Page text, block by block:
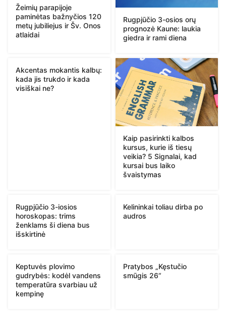
Žeimių parapijoje
paminėtas bažnyčios 120
metų jubiliejus ir Šv. Onos
atlaidai
Rugpjūčio 3-osios orų
prognozė Kaune: laukia
giedra ir rami diena
Akcentas mokantis kalbų:
kada jis trukdo ir kada
visiškai ne?
Kaip pasirinkti kalbos
kursus, kurie iš tiesų
veikia? 5 Signalai, kad
kursai bus laiko
švaistymas
Rugpjūčio 3-iosios
horoskopas: trims
ženklams ši diena bus
išskirtinė
Kelininkai toliau dirba po
audros
Keptuvės plovimo
gudrybės: kodėl vandens
temperatūra svarbiau už
kempinę
Pratybos „Kęstučio
smūgis 26“